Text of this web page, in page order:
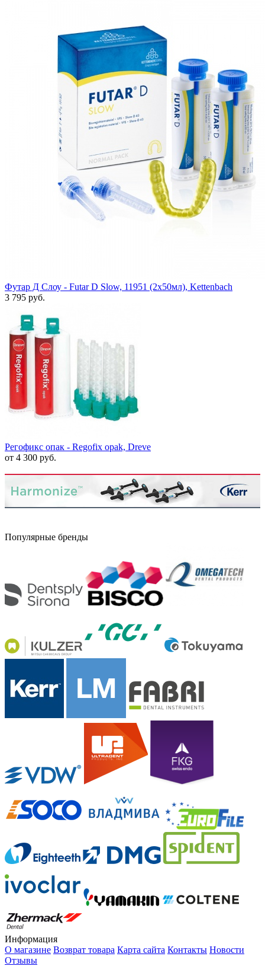
Футар Д Слоу - Futar D Slow, 11951 (2х50мл), Kettenbach
3 795 руб.
Регофикс опак - Regofix opak, Dreve
от 4 300 руб.
Популярные бренды
Информация
О магазине Возврат товара Карта сайта Контакты Новости
Отзывы